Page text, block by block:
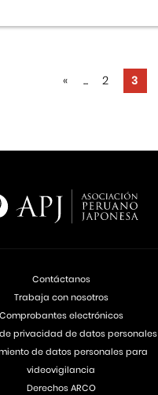
« ... 2 3
Contáctanos
Trabaja con nosotros
Comprobantes electrónicos
privacidad de datos personales
de datos personales para
videovigilancia
Derechos ARCO